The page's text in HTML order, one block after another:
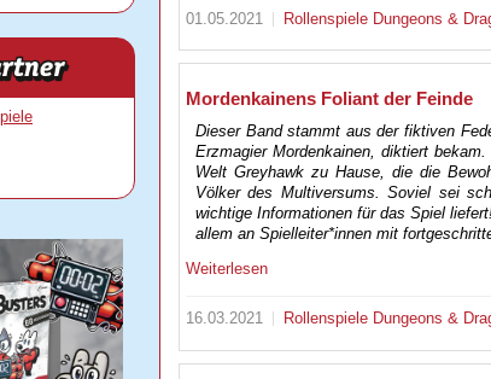
01.05.2021 Rollenspiele Dungeons &
Mordenkainens Foliant der Feinde
Dieser Band stammt aus der fiktiven
Erzmagier Mordenkainen, diktiert
Welt Greyhawk zu Hause, die die
Völker des Multiversums. Soviel sei
wichtige Informationen für das Spiel
allem an Spielleiter*innen mit
Weiterlesen
16.03.2021 Rollenspiele Dungeons &